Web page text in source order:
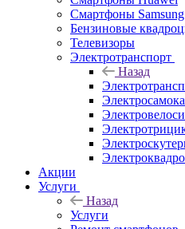
Смартфоны Samsung
Бензиновые
Телевизоры
Электротранспорт
Назад
Акции
Услуги
Назад
Услуги